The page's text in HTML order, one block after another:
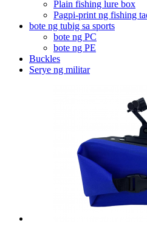
Plain fishing lure box
Pagpi-print ng fishing
bote ng tubig sa sports
bote ng PC
bote ng PE
Buckles
Serye ng militar